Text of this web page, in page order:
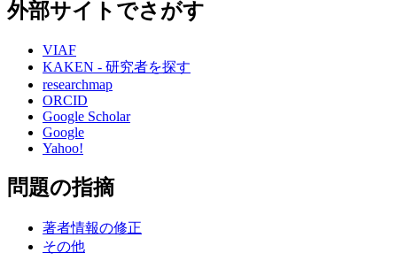
外部サイトでさがす
VIAF
KAKEN - 研究者を探す
researchmap
ORCID
Google Scholar
Google
Yahoo!
問題の指摘
著者情報の修正
その他